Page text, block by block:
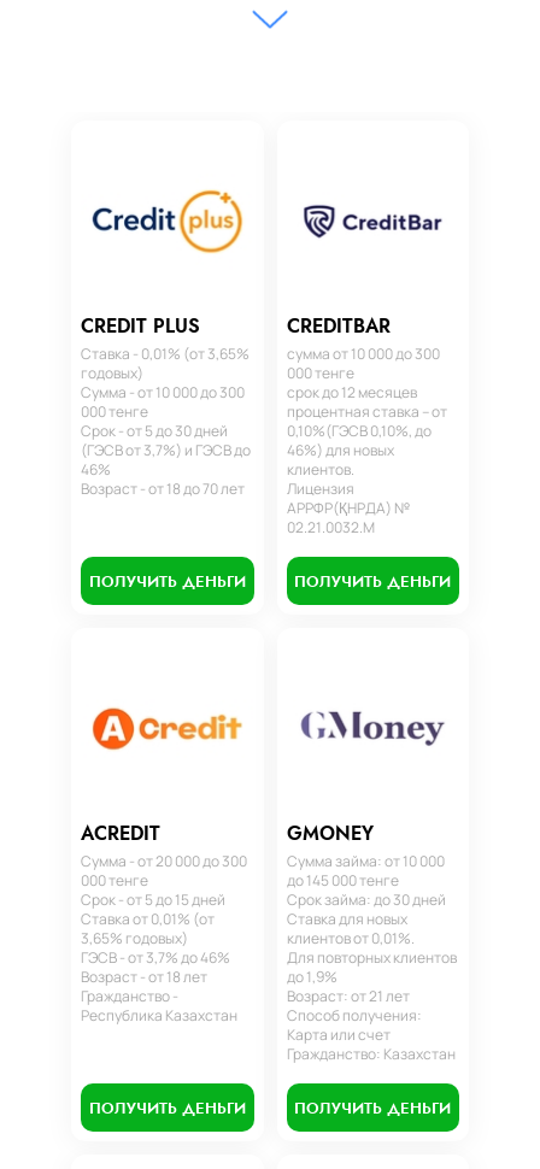
CREDIT PLUS
Ставка - 0,01% (от 3,65%
годовых)
Сумма - от 10 000 до 300
000 тенге
Срок - от 5 до 30 дней
(ГЭСВ от 3,7%) и ГЭСВ до
46%
Возраст - от 18 до 70 лет
ПОЛУЧИТЬ ДЕНЬГИ
CREDITBAR
сумма от 10 000 до 300
000 тенге
срок до 12 месяцев
процентная ставка – от
0,10%(ГЭСВ 0,10%, до
46%) для новых
клиентов.
Лицензия
АРРФР(ҚНРДА) №
02.21.0032.М
ПОЛУЧИТЬ ДЕНЬГИ
ACREDIT
Сумма - от 20 000 до 300
000 тенге
Срок - от 5 до 15 дней
Ставка от 0,01% (от
3,65% годовых)
ГЭСВ - от 3,7% до 46%
Возраст - от 18 лет
Гражданство -
Республика Казахстан
ПОЛУЧИТЬ ДЕНЬГИ
GMONEY
Сумма займа: от 10 000
до 145 000 тенге
Срок займа: до 30 дней
Ставка для новых
клиентов от 0,01%.
Для повторных клиентов
до 1,9%
Возраст: от 21 лет
Способ получения:
Карта или счет
Гражданство: Казахстан
ПОЛУЧИТЬ ДЕНЬГИ